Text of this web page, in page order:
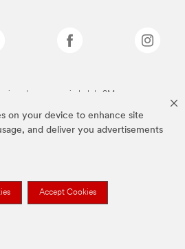
on your device to enhance site
and deliver you advertisements
Accept Cookies
son propiedad de 3M